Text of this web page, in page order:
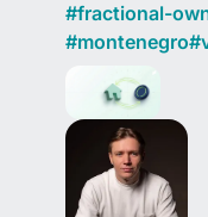
#fractional-
#montenegro#